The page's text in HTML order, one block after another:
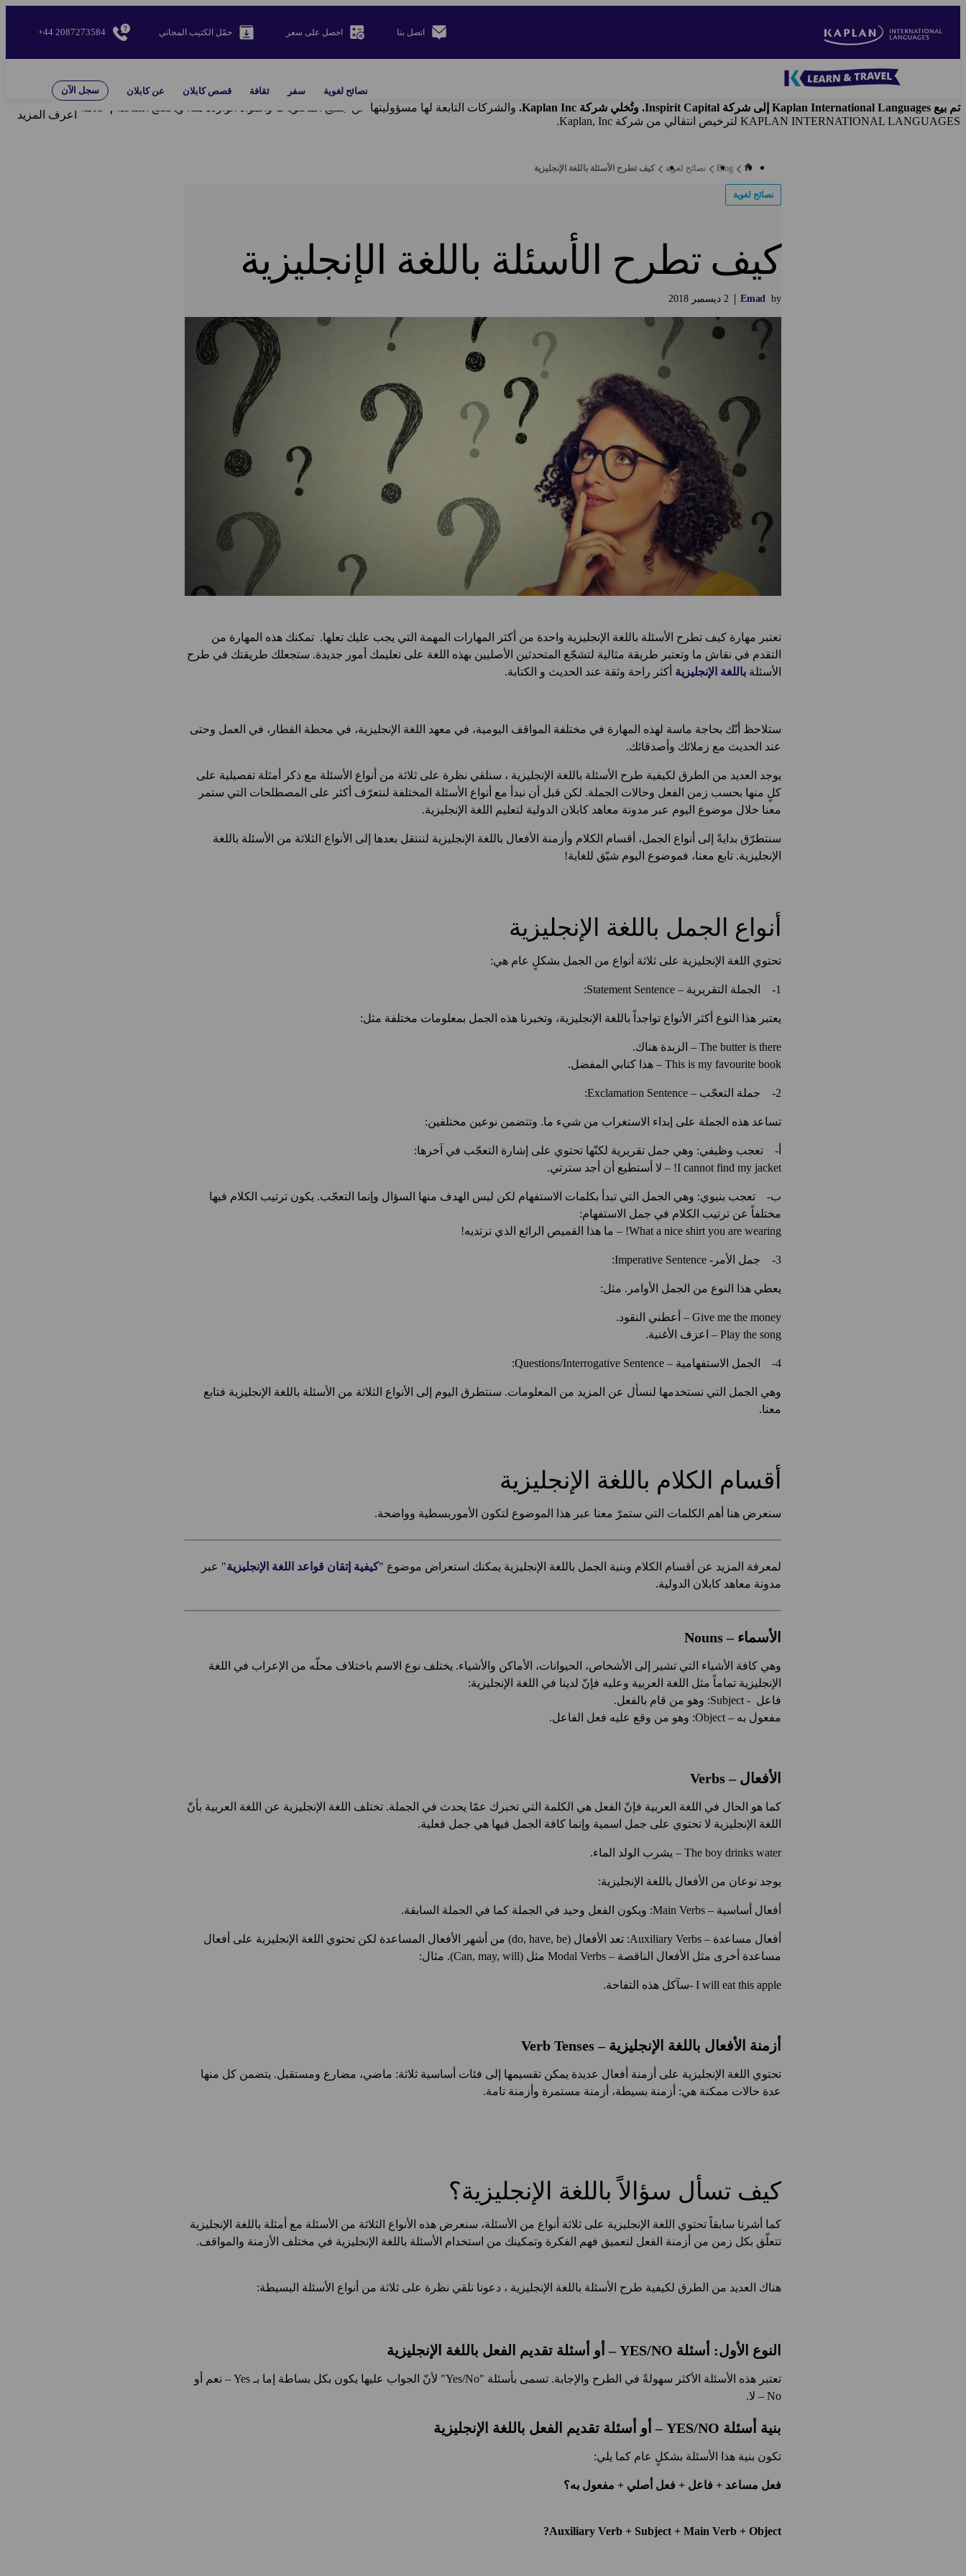
main
اتصل بنا احصل على سعر حمّل الكتيب المجاني +44 2087273584
Blog
Main
navigation
نصائح لغوية سفر ثقافة قصص كابلان عن كابلان سجل الآن
تم بيع Kaplan International Languages إلى شركة Inspirit Capital. وتُخلي شركة Kaplan Inc.
والشركات التابعة لها مسؤوليتها عن جميع المحتويات والمواد الواردة هنا. ويخضع استخدام علامة
KAPLAN INTERNATIONAL LANGUAGES لترخيص انتقالي من شركة Kaplan, Inc.
اعرف المزيد
Blog نصائح لغوية كيف تطرح الأسئلة باللغة الإنجليزية
نصائح لغوية
كيف تطرح الأسئلة باللغة الإنجليزية
by
Emad
2 ديسمبر 2018
تعتبر مهارة كيف تطرح الأسئلة باللغة الإنجليزية واحدة من أكثر المهارات المهمة التي يجب عليك تعلها. تمكنك هذه المهارة من
التقدم في نقاش ما وتعتبر طريقة مثالية لتشجّع المتحدثين الأصليين بهذه اللغة على تعليمك أمور جديدة. ستجعلك طريقتك في طرح
الأسئلة باللغة الإنجليزية أكثر راحة وثقة عند الحديث و الكتابة.
ستلاحظ أنّك بحاجة ماسة لهذه المهارة في مختلفة المواقف اليومية، في معهد اللغة الإنجليزية، في محطة القطار، في العمل وحتى
عند الحديث مع زملائك وأصدقائك.
يوجد العديد من الطرق لكيفية طرح الأسئلة باللغة الإنجليزية ، سنلقي نظرة على ثلاثة من أنواع الأسئلة مع ذكر أمثلة تفصيلية على
كلٍ منها بحسب زمن الفعل وحالات الجملة. لكن قبل أن نبدأ مع أنواع الأسئلة المختلفة لنتعرّف أكثر على المصطلحات التي ستمر
معنا خلال موضوع اليوم عبر مدونة معاهد كابلان الدولية لتعليم اللغة الإنجليزية.
سنتطرّق بدايةً إلى أنواع الجمل، أقسام الكلام وأزمنة الأفعال باللغة الإنجليزية لننتقل بعدها إلى الأنواع الثلاثة من الأسئلة باللغة
الإنجليزية. تابع معنا، فموضوع اليوم شيّق للغاية!
أنواع الجمل باللغة الإنجليزية
تحتوي اللغة الإنجليزية على ثلاثة أنواع من الجمل بشكلٍ عام هي:
1- الجملة التقريرية – Statement Sentence:
يعتبر هذا النوع أكثر الأنواع تواجداً باللغة الإنجليزية، وتخبرنا هذه الجمل بمعلومات مختلفة مثل:
The butter is there – الزبدة هناك.
This is my favourite book – هذا كتابي المفضل.
2- جملة التعجّب – Exclamation Sentence:
تساعد هذه الجملة على إبداء الاستغراب من شيء ما. وتتضمن نوعين مختلفين:
أ‌- تعجب وظيفي: وهي جمل تقريرية لكنّها تحتوي على إشارة التعجّب في آخرها:
I cannot find my jacket! – لا أستطيع أن أجد سترتي.
ب‌- تعجب بنيوي: وهي الجمل التي تبدأ بكلمات الاستفهام لكن ليس الهدف منها السؤال وإنما التعجّب. يكون ترتيب الكلام فيها
مختلفاً عن ترتيب الكلام في جمل الاستفهام:
What a nice shirt you are wearing! – ما هذا القميص الرائع الذي ترتديه!
3- جمل الأمر- Imperative Sentence:
يعطي هذا النوع من الجمل الأوامر. مثل:
Give me the money – أعطني النقود.
Play the song – اعزف الأغنية.
4- الجمل الاستفهامية – Questions/Interrogative Sentence:
وهي الجمل التي نستخدمها لنسأل عن المزيد من المعلومات. سنتطرق اليوم إلى الأنواع الثلاثة من الأسئلة باللغة الإنجليزية فتابع
معنا.
أقسام الكلام باللغة الإنجليزية
سنعرض هنا أهم الكلمات التي ستمرّ معنا عبر هذا الموضوع لتكون الأموربسطية وواضحة.
لمعرفة المزيد عن أقسام الكلام وبنية الجمل باللغة الإنجليزية يمكنك استعراض موضوع "كيفية إتقان قواعد اللغة الإنجليزية" عبر
مدونة معاهد كابلان الدولية.
الأسماء – Nouns
وهي كافة الأشياء التي تشير إلى الأشخاص، الحيوانات، الأماكن والأشياء. يختلف نوع الاسم باختلاف محلّه من الإعراب في اللغة
الإنجليزية تماماً مثل اللغة العربية وعليه فإنّ لدينا في اللغة الإنجليزية:
فاعل - Subject: وهو من قام بالفعل.
مفعول به – Object: وهو من وقع عليه فعل الفاعل.
الأفعال – Verbs
كما هو الحال في اللغة العربية فإنّ الفعل هي الكلمة التي تخبرك عمّا يحدث في الجملة. تختلف اللغة الإنجليزية عن اللغة العربية بأنّ
اللغة الإنجليزية لا تحتوي على جمل اسمية وإنما كافة الجمل فيها هي جمل فعلية.
The boy drinks water – يشرب الولد الماء.
يوجد نوعان من الأفعال باللغة الإنجليزية:
أفعال أساسية – Main Verbs: ويكون الفعل وحيد في الجملة كما في الجملة السابقة.
أفعال مساعدة – Auxiliary Verbs: تعد الأفعال (do, have, be) من أشهر الأفعال المساعدة لكن تحتوي اللغة الإنجليزية على أفعال
مساعدة أخرى مثل الأفعال الناقصة – Modal Verbs مثل (Can, may, will). مثال:
I will eat this apple -سآكل هذه التفاحة.
أزمنة الأفعال باللغة الإنجليزية – Verb Tenses
تحتوي اللغة الإنجليزية على أزمنة أفعال عديدة يمكن تقسيمها إلى فئات أساسية ثلاثة: ماضي، مضارع ومستقبل. يتضمن كل منها
عدة حالات ممكنة هي: أزمنة بسيطة، أزمنة مستمرة وأزمنة تامة.
كيف تسأل سؤالاً باللغة الإنجليزية؟
كما أشرنا سابقاً تحتوي اللغة الإنجليزية على ثلاثة أنواع من الأسئلة، سنعرض هذه الأنواع الثلاثة من الأسئلة مع أمثلة باللغة الإنجليزية
تتعلّق بكل زمن من أزمنة الفعل لتعميق فهم الفكرة وتمكينك من استخدام الأسئلة باللغة الإنجليزية في مختلف الأزمنة والمواقف.
هناك العديد من الطرق لكيفية طرح الأسئلة باللغة الإنجليزية ، دعونا نلقي نظرة على ثلاثة من أنواع الأسئلة البسيطة:
النوع الأول: أسئلة YES/NO – أو أسئلة تقديم الفعل باللغة الإنجليزية
تعتبر هذه الأسئلة الأكثر سهولةً في الطرح والإجابة. تسمى بأسئلة "Yes/No" لأنّ الجواب عليها يكون بكل بساطة إما بـ Yes – نعم أو
No – لا.
بنية أسئلة YES/NO – أو أسئلة تقديم الفعل باللغة الإنجليزية
تكون بنية هذا الأسئلة بشكلٍ عام كما يلي:
فعل مساعد + فاعل + فعل أصلي + مفعول به؟
Auxiliary Verb + Subject + Main Verb + Object?